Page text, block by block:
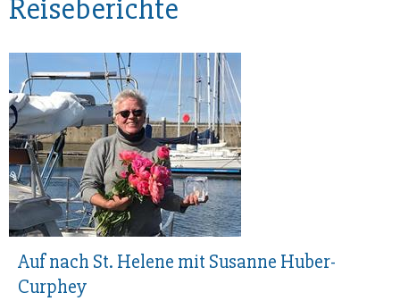
Reiseberichte
Auf nach St. Helene mit Susanne Huber-
Curphey